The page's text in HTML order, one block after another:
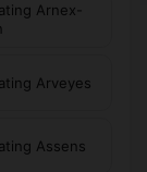
Arnex-
Arveyes
Assens